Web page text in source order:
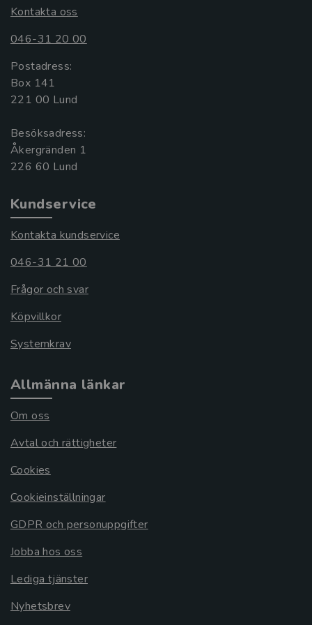
Kontakta oss
046-31 20 00
Postadress:
Box 141
221 00 Lund
Besöksadress:
Åkergränden 1
Kundservice
Kontakta kundservice
046-31 21 00
Frågor och svar
Köpvillkor
Systemkrav
Allmänna länkar
Om oss
Avtal och rättigheter
Cookies
Cookieinställningar
GDPR och personuppgifter
Jobba hos oss
Lediga tjänster
Nyhetsbrev